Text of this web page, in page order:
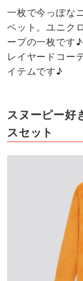
一枚で今っぽな
ペット。ユニク
ープの一枚です
レイヤードコー
イテムです♪
スヌーピー好
スセット